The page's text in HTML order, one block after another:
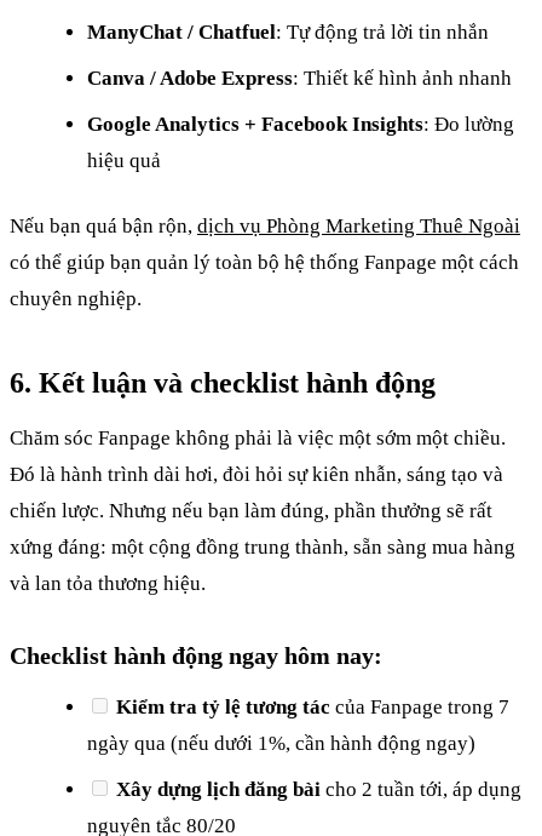
ManyChat / Chatfuel: Tự động trả lời tin nhắn
Canva / Adobe Express: Thiết kế hình ảnh nhanh
Google Analytics + Facebook Insights: Đo lường
hiệu quả
Nếu bạn quá bận rộn, dịch vụ Phòng Marketing Thuê Ngoài
có thể giúp bạn quản lý toàn bộ hệ thống Fanpage một cách
chuyên nghiệp.
6. Kết luận và checklist hành động
Chăm sóc Fanpage không phải là việc một sớm một chiều.
Đó là hành trình dài hơi, đòi hỏi sự kiên nhẫn, sáng tạo và
chiến lược. Nhưng nếu bạn làm đúng, phần thưởng sẽ rất
xứng đáng: một cộng đồng trung thành, sẵn sàng mua hàng
và lan tỏa thương hiệu.
Checklist hành động ngay hôm nay:
Kiểm tra tỷ lệ tương tác của Fanpage trong 7
ngày qua (nếu dưới 1%, cần hành động ngay)
Xây dựng lịch đăng bài cho 2 tuần tới, áp dụng
nguyên tắc 80/20